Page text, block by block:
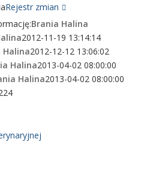
Rejestr zmian
Brania Halina
2012-11-19 13:14:14
Halina2012-12-12 13:06:02
Halina2013-04-02 08:00:00
Halina2013-04-02 08:00:00